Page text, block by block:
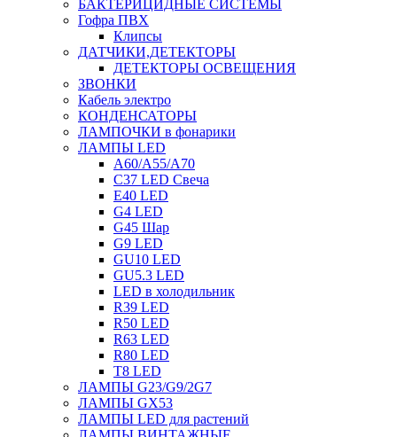
БАКТЕРИЦИДНЫЕ СИСТЕМЫ
Гофра ПВХ
Клипсы
ДАТЧИКИ,ДЕТЕКТОРЫ
ДЕТЕКТОРЫ ОСВЕЩЕНИЯ
ЗВОНКИ
Кабель электро
КОНДЕНСАТОРЫ
ЛАМПОЧКИ в фонарики
ЛАМПЫ LED
A60/A55/A70
C37 LED Свеча
E40 LED
G4 LED
G45 Шар
G9 LED
GU10 LED
GU5.3 LED
LED в холодильник
R39 LED
R50 LED
R63 LED
R80 LED
T8 LED
ЛАМПЫ G23/G9/2G7
ЛАМПЫ GX53
ЛАМПЫ LED для растений